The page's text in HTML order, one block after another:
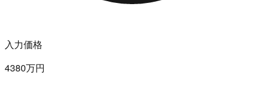
入力価格
4380万円